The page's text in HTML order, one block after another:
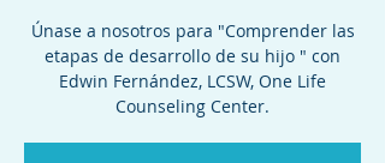
Únase a nosotros para " Comprender las
etapas de desarrollo de su hijo " con
Edwin Fernández, LCSW, One Life
Counseling Center.